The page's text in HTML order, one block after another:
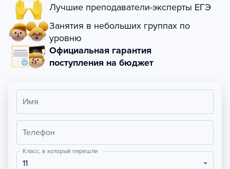
Лучшие преподаватели-эксперты ЕГЭ
Занятия в небольших группах по
уровню
Официальная гарантия
поступления на бюджет
Имя
Телефон
Класс, в который перешли
11